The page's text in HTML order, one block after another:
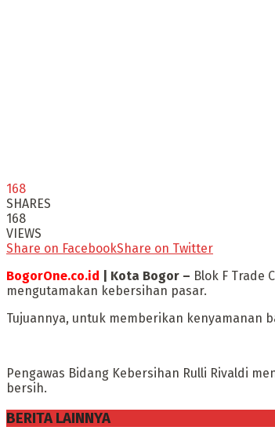
168
SHARES
168
VIEWS
Share on FacebookShare on Twitter
BogorOne.co.id | Kota Bogor – Blok F Trade
mengutamakan kebersihan pasar.
Tujuannya, untuk memberikan kenyamanan
Pengawas Bidang Kebersihan Rulli Rivaldi
bersih.
BERITA LAINNYA